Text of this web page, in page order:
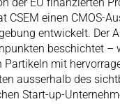
CSEM einen CMOS-
entwickelt. Der
beschichtet –
mit
ausserhalb des
Start-up-